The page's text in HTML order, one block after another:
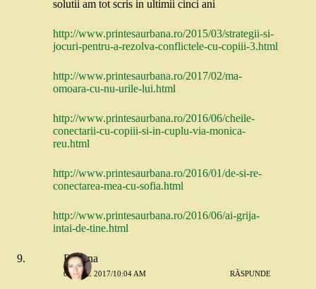
solutii am tot scris in ultimii cinci ani
http://www.printesaurbana.ro/2015/03/strategii-si-
jocuri-pentru-a-rezolva-conflictele-cu-copiii-3.html
http://www.printesaurbana.ro/2017/02/ma-
omoara-cu-nu-urile-lui.html
http://www.printesaurbana.ro/2016/06/cheile-
conectarii-cu-copiii-si-in-cuplu-via-monica-
reu.html
http://www.printesaurbana.ro/2016/01/de-si-re-
conectarea-mea-cu-sofia.html
http://www.printesaurbana.ro/2016/06/ai-grija-
intai-de-tine.html
Roxana
6 IUNIE 2017/10:04 AM RĂSPUNDE